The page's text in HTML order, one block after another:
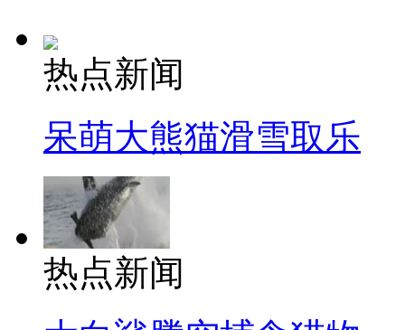
热点新闻
呆萌大熊猫滑雪取乐
热点新闻